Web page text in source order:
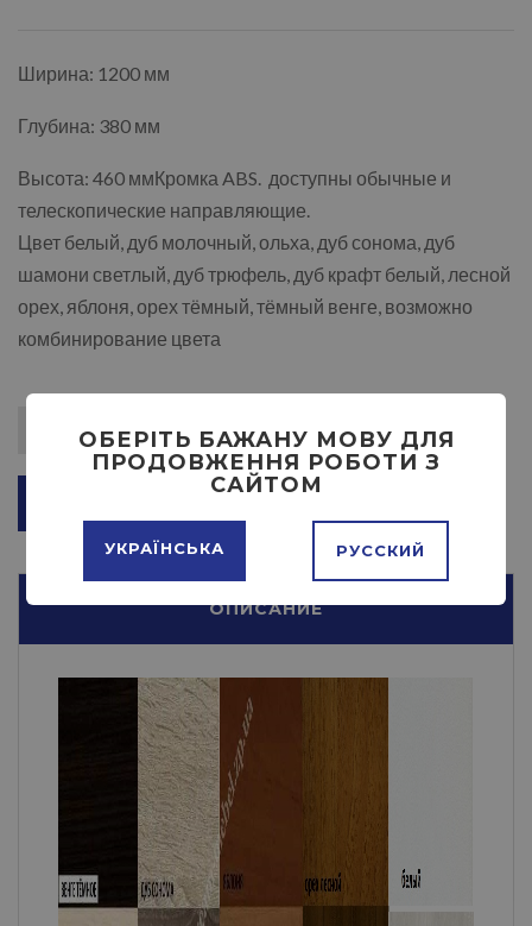
Ширина: 1200 мм
Глубина: 380 мм
Высота: 460 ммКромка ABS. доступны обычные и
телескопические направляющие.
Цвет белый, дуб молочный, ольха, дуб сонома, дуб
шамони светлый, дуб трюфель, дуб крафт белый, лесной
орех, яблоня, орех тёмный, тёмный венге, возможно
комбинирование цвета
ОПИСАНИЕ
ОБЕРІТЬ БАЖАНУ МОВУ ДЛЯ
ПРОДОВЖЕННЯ РОБОТИ З
САЙТОМ
УКРАЇНСЬКА РУССКИЙ